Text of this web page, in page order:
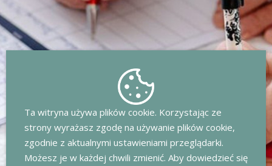
Ta witryna używa plików cookie. Korzystając ze
strony wyrażasz zgodę na używanie plików cookie,
zgodnie z aktualnymi ustawieniami przeglądarki.
Możesz je w każdej chwili zmienić. Aby dowiedzieć się